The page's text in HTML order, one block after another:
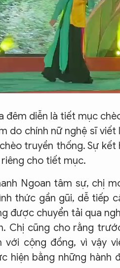
Video
đêm diễn là tiết mục
do chính nữ nghệ sĩ
truyền thống. Sự
cho tiết mục.
Ngoan tâm sự, chị
thức gần gũi, dễ tiếp
được chuyển tải qua
Chị cũng cho rằng
cộng đồng, vì vậy
hiện bằng những hành